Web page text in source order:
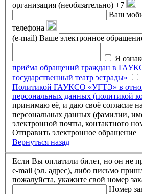
организация (необязательно) +7
Ваш
телефона
(e-mail) Ваше электронное
Я
приёма обращений граждан в
государственный театр эстрады»
Политикой ГАУКСО «УГТЭ» в
персональных данных (политикой
принимаю её, и даю своё согласие
персональных данных (фамилии,
электронной почты, контактного
Отправить электронное обращение
Вернуться назад
Если Вы оплатили билет, но он не
e-mail (эл. адрес), либо письмо
пожалуйста, укажите свой номер
Номер